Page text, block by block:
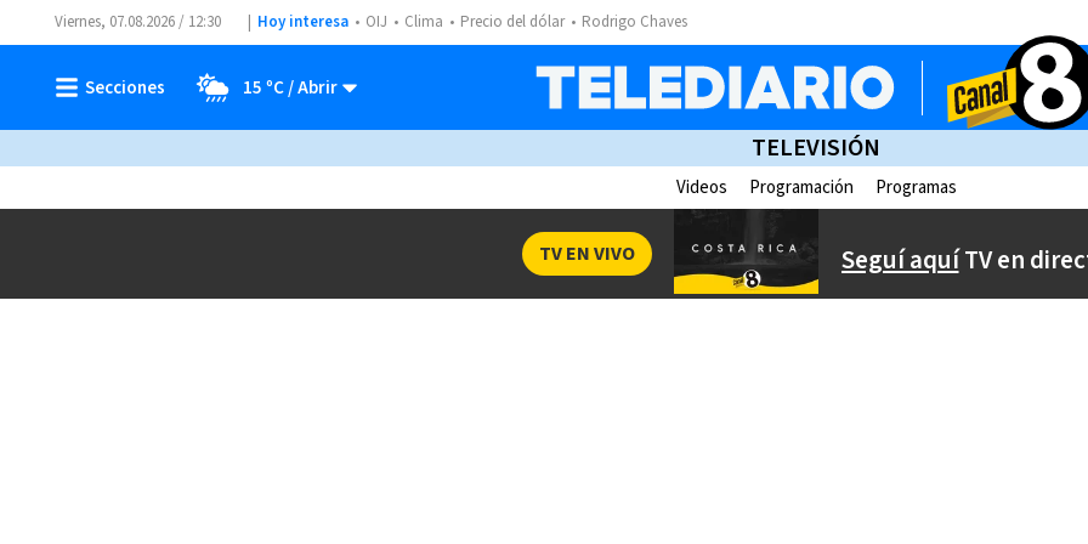
Viernes, 07.08.2026 / 12:30 Hoy interesa OIJ Clima Precio del dólar Rodrigo Chaves
15 ºC
TELEVISIÓN
Videos Programación Programas
Seguí aquíTV en
TV EN VIVO